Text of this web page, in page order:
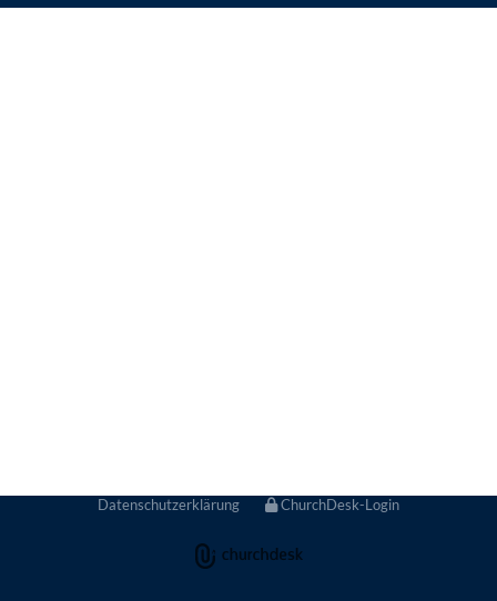
Datenschutzerklärung ChurchDesk-Login